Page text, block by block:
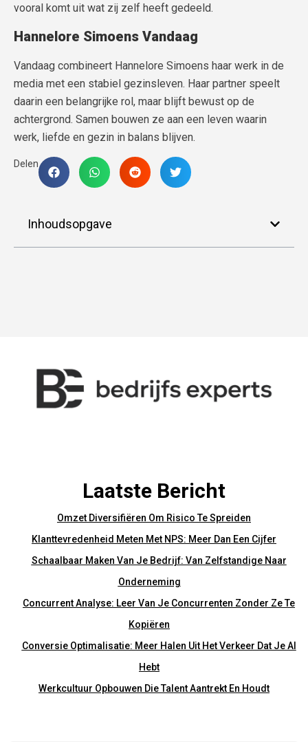
vooral komt uit wat zij zelf heeft gedeeld.
Hannelore Simoens Vandaag
Vandaag combineert Hannelore Simoens haar werk in de
media met een stabiel gezinsleven. Haar partner speelt
daarin een belangrijke rol, maar blijft bewust op de
achtergrond. Samen bouwen ze aan een leven waarin
werk, liefde en gezin in balans blijven.
Delen
Inhoudsopgave
Laatste Bericht
Omzet Diversifiëren Om Risico Te Spreiden
Klanttevredenheid Meten Met NPS: Meer Dan Een Cijfer
Schaalbaar Maken Van Je Bedrijf: Van Zelfstandige Naar
Onderneming
Concurrent Analyse: Leer Van Je Concurrenten Zonder Ze Te
Kopiëren
Conversie Optimalisatie: Meer Halen Uit Het Verkeer Dat Je Al
Hebt
Werkcultuur Opbouwen Die Talent Aantrekt En Houdt